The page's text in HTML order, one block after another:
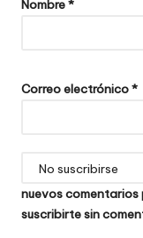
Nombre*
Correo electrónico*
nuevos comentarios
suscribirtesin